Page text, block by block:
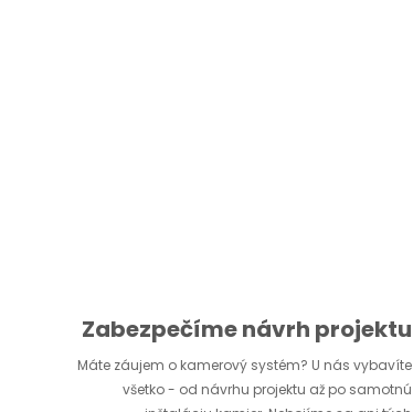
Zabezpečíme návrh projektu
Máte záujem o kamerový systém? U nás vybavíte
všetko - od návrhu projektu až po samotnú